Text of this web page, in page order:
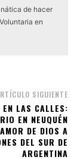
de hacer
en
SIGUIENTE
LAS CALLES:
EN NEUQUÉN
DE DIOS A
DEL SUR DE
ARGENTINA